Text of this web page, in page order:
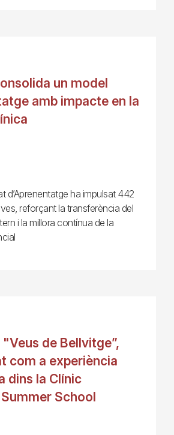
un model
amb impacte en la
d’Aprenentatge ha impulsat 442
reforçant la transferència del
i la millora contínua de la
de Bellvitge”,
com a experiència
dins la Clínic
School